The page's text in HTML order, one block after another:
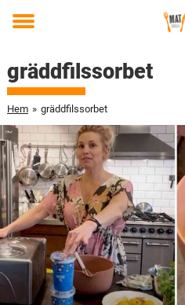
Toggle
gräddfilssorbet
Hem » gräddfilssorbet